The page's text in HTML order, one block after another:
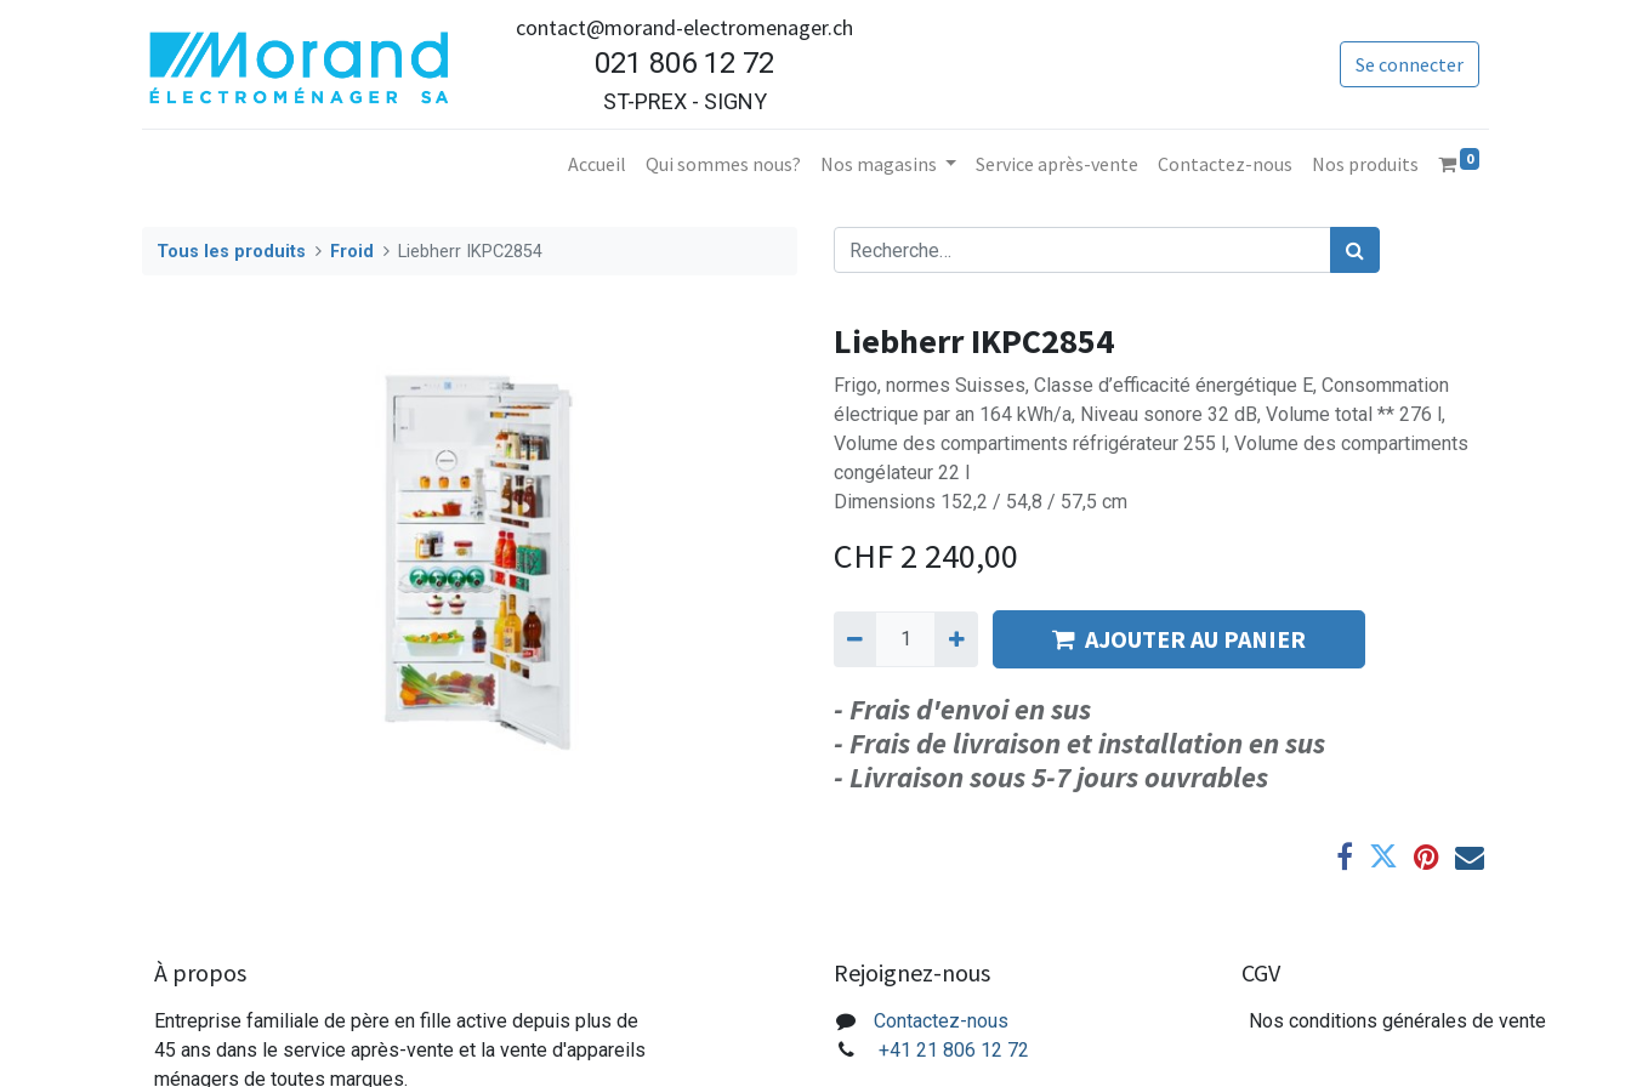
contact@morand-electromenager.ch
021 806 12 72
ST-PREX - SIGNY
Se connecter
Accueil​ Qui sommes nous? Nos magasins Service après-vente Contactez-nous Nos produits 0
Tous les produits Froid Liebherr IKPC2854
Liebherr IKPC2854
Frigo, normes Suisses, Classe d’efficacité énergétique E, Consommation
électrique par an 164 kWh/a, Niveau sonore 32 dB, Volume total ** 276 l,
Volume des compartiments réfrigérateur 255 l, Volume des compartiments
congélateur 22 l
Dimensions 152,2 / 54,8 / 57,5 cm
CHF2 240,00
AJOUTER AU PANIER
- Frais d'envoi en sus
- Frais de livraison et installation en sus
- Livraison sous 5-7 jours ouvrables
À propos
Entreprise familiale de père en fille active depuis plus de
45 ans dans le service après-vente et la vente d'appareils
ménagers de toutes marques.
Rejoignez-nous
Contactez-nous
+41 21 806 12 72
CGV
Nos conditions générales de vente